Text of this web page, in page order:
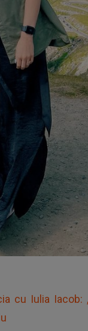
cu Iulia Iacob: